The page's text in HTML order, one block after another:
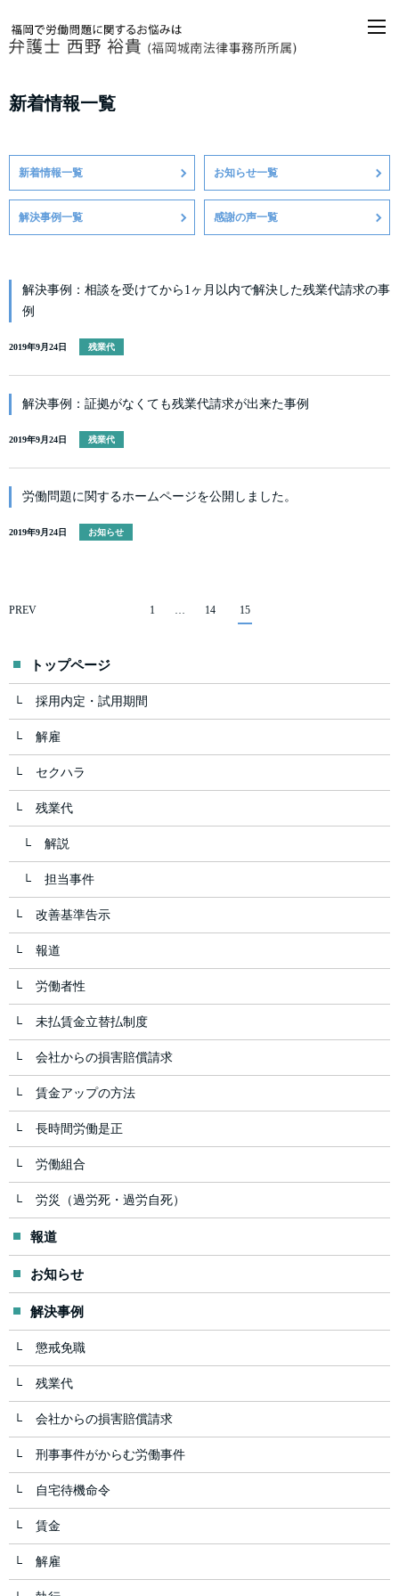
新着情報一覧
新着情報一覧 お知らせ一覧
解決事例一覧 感謝の声一覧
解決事例：相談を受けてから1ヶ月以内で解決した残業代請求の事
例
2019年9月24日 残業代
解決事例：証拠がなくても残業代請求が出来た事例
2019年9月24日 残業代
労働問題に関するホームページを公開しました。
2019年9月24日 お知らせ
PREV 1 … 14 15
トップページ
採用内定・試用期間
解雇
セクハラ
残業代
解説
担当事件
改善基準告示
報道
労働者性
未払賃金立替払制度
会社からの損害賠償請求
賃金アップの方法
長時間労働是正
労働組合
労災（過労死・過労自死）
報道
お知らせ
解決事例
懲戒免職
残業代
会社からの損害賠償請求
刑事事件がからむ労働事件
自宅待機命令
賃金
解雇